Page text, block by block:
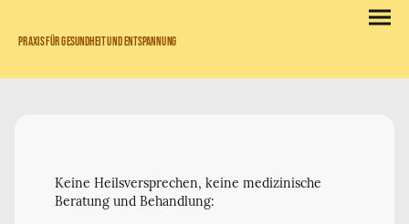
Praxis für Gesundheit und Entspannung
Keine Heilsversprechen, keine medizinische
Beratung und Behandlung: